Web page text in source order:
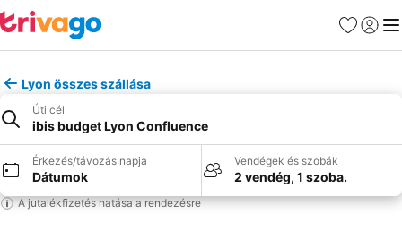
Kedvencek
Lyon összes szállása
Úti cél
ibis budget Lyon Confluence
Érkezés/távozás napja
Dátumok
Vendégek és szobák
2 vendég, 1 szoba.
A jutalékfizetés hatása a rendezésre